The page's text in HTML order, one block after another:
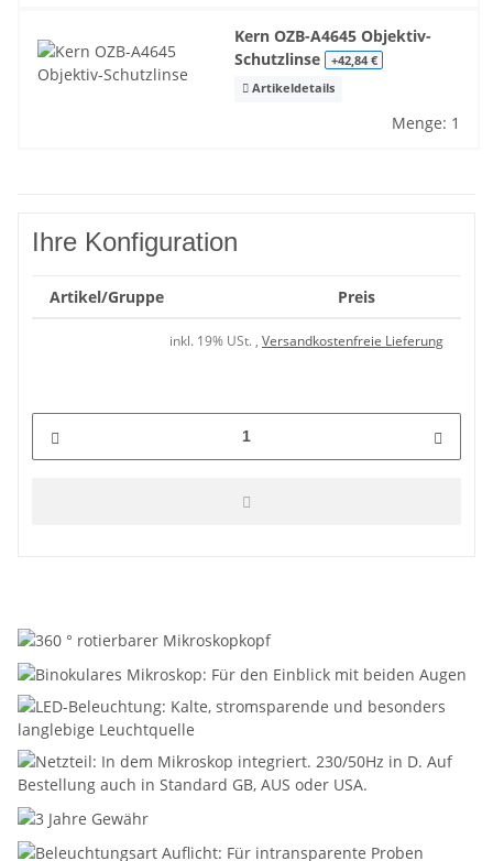
Kern OZB-A4645 Objektiv-
Schutzlinse +42,84 €
Artikeldetails
Menge: 1
Ihre Konfiguration
Artikel/Gruppe Preis
inkl. 19% USt. , Versandkostenfreie Lieferung